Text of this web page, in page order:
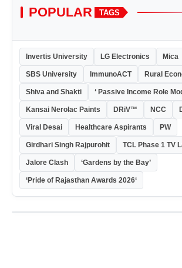
POPULAR TAGS
Invertis University LG Electronics Mica
SBS University ImmunoACT Rural
Shiva and Shakti ‘ Passive Income Role
Kansai Nerolac Paints DRiV™ NCC
Viral Desai Healthcare Aspirants PW
Girdhari Singh Rajpurohit TCL Phase 1 TV
Jalore Clash ‘Gardens by the Bay’
‘Pride of Rajasthan Awards 2026‘